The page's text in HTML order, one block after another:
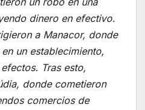
dinero en efectivo.
a Manacor, donde
un establecimiento,
Tras esto,
donde cometieron
comercios de